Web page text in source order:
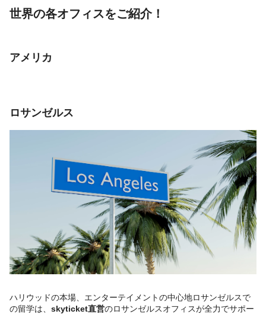
世界の各オフィスをご紹介！
アメリカ
ロサンゼルス
ハリウッドの本場、エンターテイメントの中心地ロサンゼルスで
の留学は、 skyticket直営のロサンゼルスオフィスが全力でサポー